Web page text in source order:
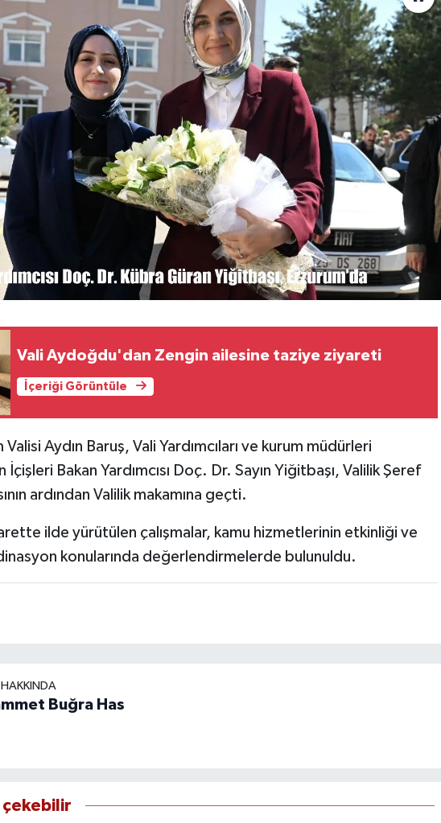
Vali Aydoğdu'dan Zengin ailesine taziye ziyareti
İçeriği Görüntüle
Valisi Aydın Baruş, Vali Yardımcıları ve kurum müdürleri
İçişleri Bakan Yardımcısı Doç. Dr. Sayın Yiğitbaşı, Valilik Şeref
ardından Valilik makamına geçti.
ilde yürütülen çalışmalar, kamu hizmetlerinin etkinliği ve
konularında değerlendirmelerde bulunuldu.
HAKKINDA
Buğra Has
çekebilir